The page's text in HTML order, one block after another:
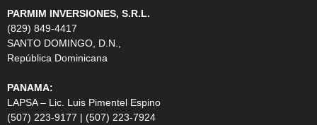
PARMIM INVERSIONES, S.R.L.
(829) 849-4417
SANTO DOMINGO, D.N.,
República Dominicana
PANAMA:
LAPSA – Lic. Luis Pimentel Espino
(507) 223-9177 | (507) 223-7924